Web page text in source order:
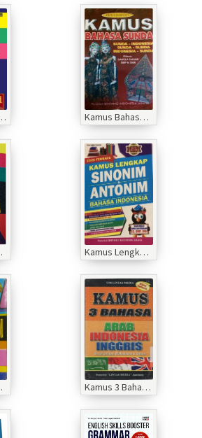
Indonesia Kamus Bahasa Sunda
Kamus Lengkap Sinonim dan Antonim Bahasa Indonesia
inggris Kamus 3 Bahasa Arab, Indonesia, Inggris